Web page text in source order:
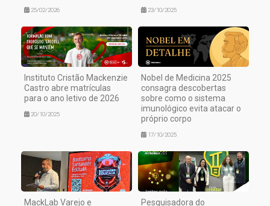
25/02/2026 23/10/2025
Instituto Cristão Mackenzie
Castro abre matrículas
para o ano letivo de 2026
20/10/2025
Nobel de Medicina 2025
consagra descobertas
sobre como o sistema
imunológico evita atacar o
próprio corpo
17/10/2025
MackLab Varejo e
Pesquisadora do